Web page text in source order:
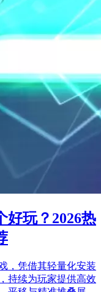
好玩？2026热
，凭借其轻量化安装
持续为玩家提供高效